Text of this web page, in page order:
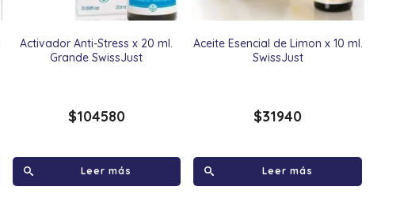
Activador Anti-Stress x 20 ml.
Grande SwissJust
$104580
Leer más
Aceite Esencial de Limon x 10 ml.
SwissJust
$31940
Leer más